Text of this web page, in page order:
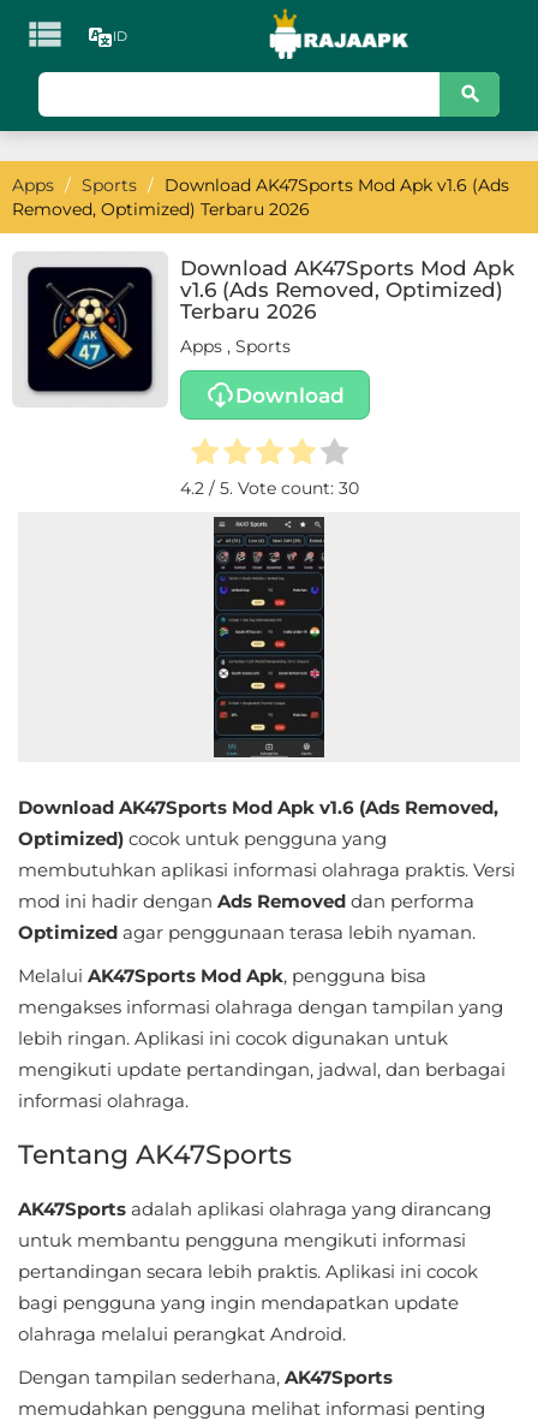
 ID
Games
Action
Arcade
Board
Card
Music
Racing
Role
Playing
Sandbox
Shooting
Simulation
Standalone
Driven
Apps / Sports / Download AK47Sports Mod Apk v1.6 (Ads
Removed, Optimized) Terbaru 2026
Download AK47Sports Mod Apk
v1.6 (Ads Removed, Optimized)
Terbaru 2026
Apps , Sports
Download
4.2/ 5. Vote count: 30
Download AK47Sports Mod Apk v1.6 (Ads Removed,
Optimized) cocok untuk pengguna yang
membutuhkan aplikasi informasi olahraga praktis. Versi
mod ini hadir dengan Ads Removed dan performa
Optimized agar penggunaan terasa lebih nyaman.
Melalui AK47Sports Mod Apk, pengguna bisa
mengakses informasi olahraga dengan tampilan yang
lebih ringan. Aplikasi ini cocok digunakan untuk
mengikuti update pertandingan, jadwal, dan berbagai
informasi olahraga.
Tentang AK47Sports
AK47Sports adalah aplikasi olahraga yang dirancang
untuk membantu pengguna mengikuti informasi
pertandingan secara lebih praktis. Aplikasi ini cocok
bagi pengguna yang ingin mendapatkan update
olahraga melalui perangkat Android.
Dengan tampilan sederhana, AK47Sports
memudahkan pengguna melihat informasi penting